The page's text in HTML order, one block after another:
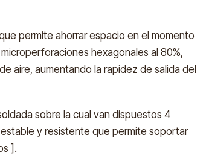
permite ahorrar espacio en el momento
hexagonales al 80%,
aire, aumentando la rapidez de salida del
sobre la cual van dispuestos 4
y resistente que permite soportar
].